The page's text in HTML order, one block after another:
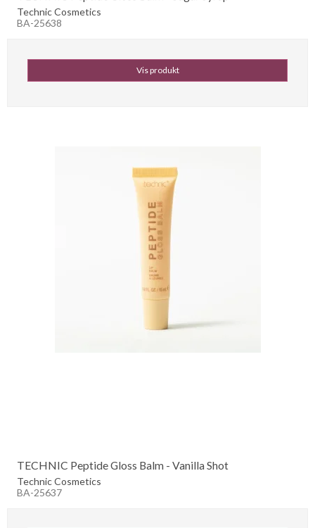
Technic Cosmetics
BA-25638
Vis produkt
TECHNIC Peptide Gloss Balm - Vanilla Shot
Technic Cosmetics
BA-25637